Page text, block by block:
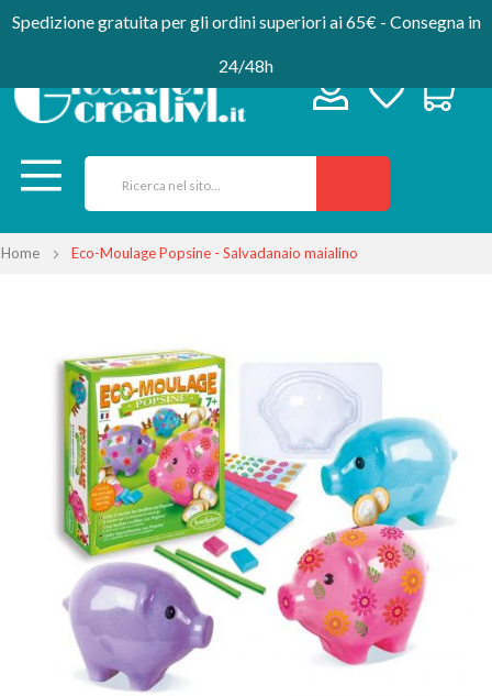
Spedizione gratuita per gli ordini superiori ai 65€ - Consegna in
24/48h
Home Eco-Moulage Popsine - Salvadanaio maialino
galleria
immagini